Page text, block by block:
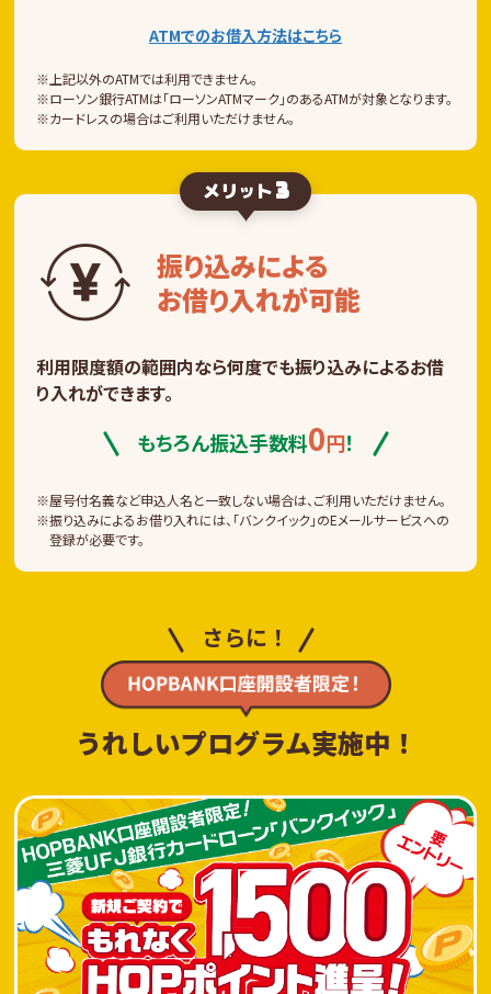
ATMでのお借入方法はこちら
上記以外のATMでは利用できません。
ローソン銀行ATMは「ローソンATMマーク」のあるATMが対象となります。
カードレスの場合はご利用いただけません。
メリット3
振り込みによる
お借り入れが可能
利用限度額の範囲内なら何度でも振り込みによるお借
り入れができます。
もちろん振込手数料0円！
屋号付名義など申込人名と一致しない場合は、ご利用いただけません。
振り込みによるお借り入れには、「バンクイック」のEメールサービスへの
登録が必要です。
さらに！
うれしいプログラム実施中！